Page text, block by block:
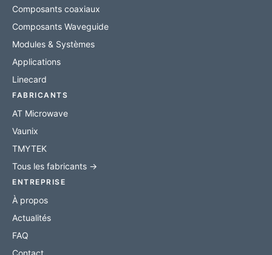
Composants coaxiaux
Composants Waveguide
Modules & Systèmes
Applications
Linecard
FABRICANTS
AT Microwave
Vaunix
TMYTEK
Tous les fabricants →
ENTREPRISE
À propos
Actualités
FAQ
Contact